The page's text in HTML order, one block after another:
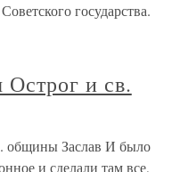
государства.
и св.
общины Заслав И было
и сделали там все,